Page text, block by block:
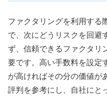
ファクタリングを利用する
で、次にどうリスクを回避
ず、信頼できるファクタリ
要です。高い手数料を設定
が高ければその分の価値が
評判を参考にし、自社にと